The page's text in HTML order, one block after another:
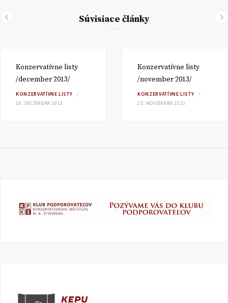
Súvisiace články
Konzervatívne listy
/december 2013/
KONZERVATÍVNE LISTY
20. DECEMBRA 2013
Konzervatívne listy
/november 2013/
KONZERVATÍVNE LISTY
25. NOVEMBRA 2013